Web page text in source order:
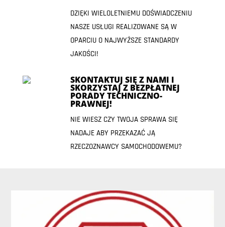
DZIĘKI WIELOLETNIEMU DOŚWIADCZENIU
NASZE USŁUGI REALIZOWANE SĄ W
OPARCIU O NAJWYŻSZE STANDARDY
JAKOŚCI!
SKONTAKTUJ SIĘ Z NAMI I
SKORZYSTAJ Z BEZPŁATNEJ
PORADY TECHNICZNO-
PRAWNEJ!
NIE WIESZ CZY TWOJA SPRAWA SIĘ
NADAJE ABY PRZEKAZAĆ JĄ
RZECZOZNAWCY SAMOCHODOWEMU?